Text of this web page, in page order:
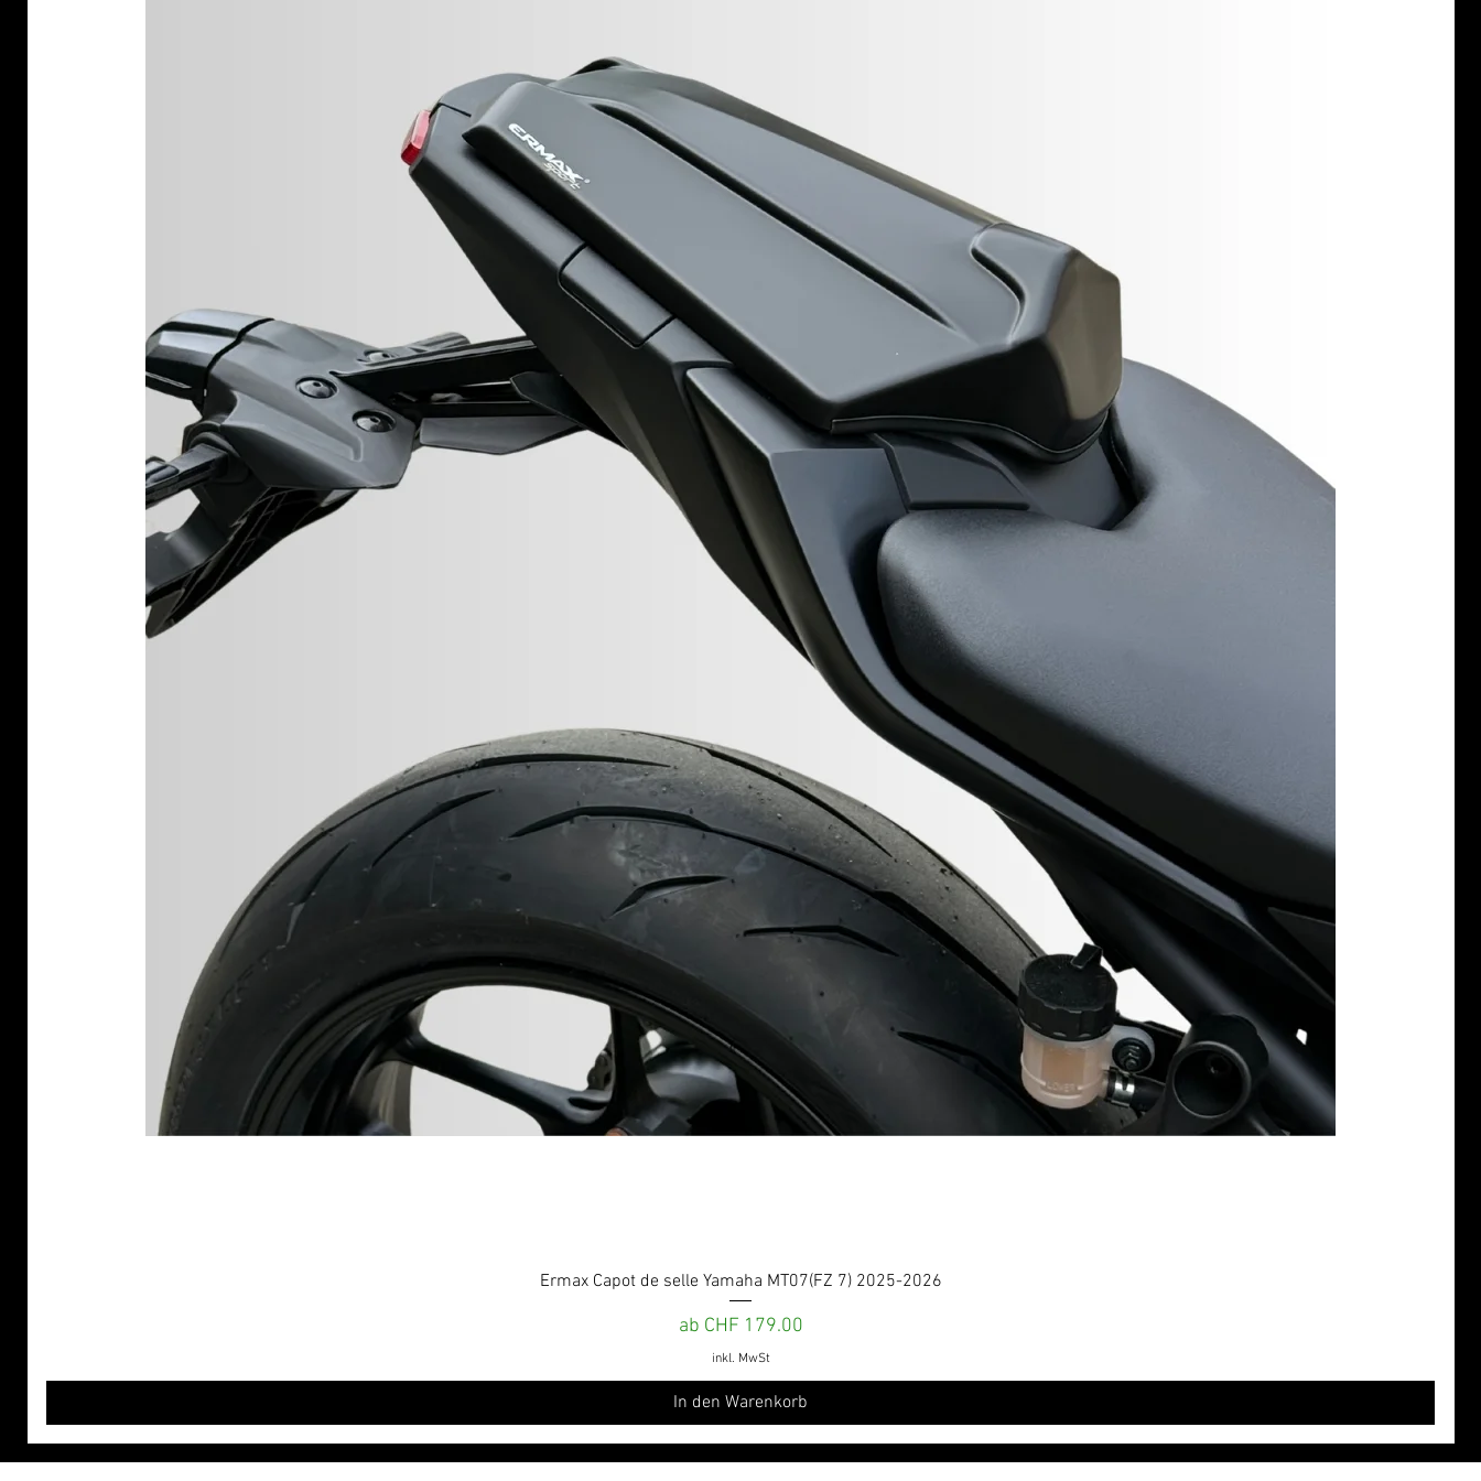
Schnellansicht
Ermax Capot de selle Yamaha MT07(FZ 7) 2025-2026
ab CHF 179.00
Sale-Preis
inkl. MwSt
In den Warenkorb